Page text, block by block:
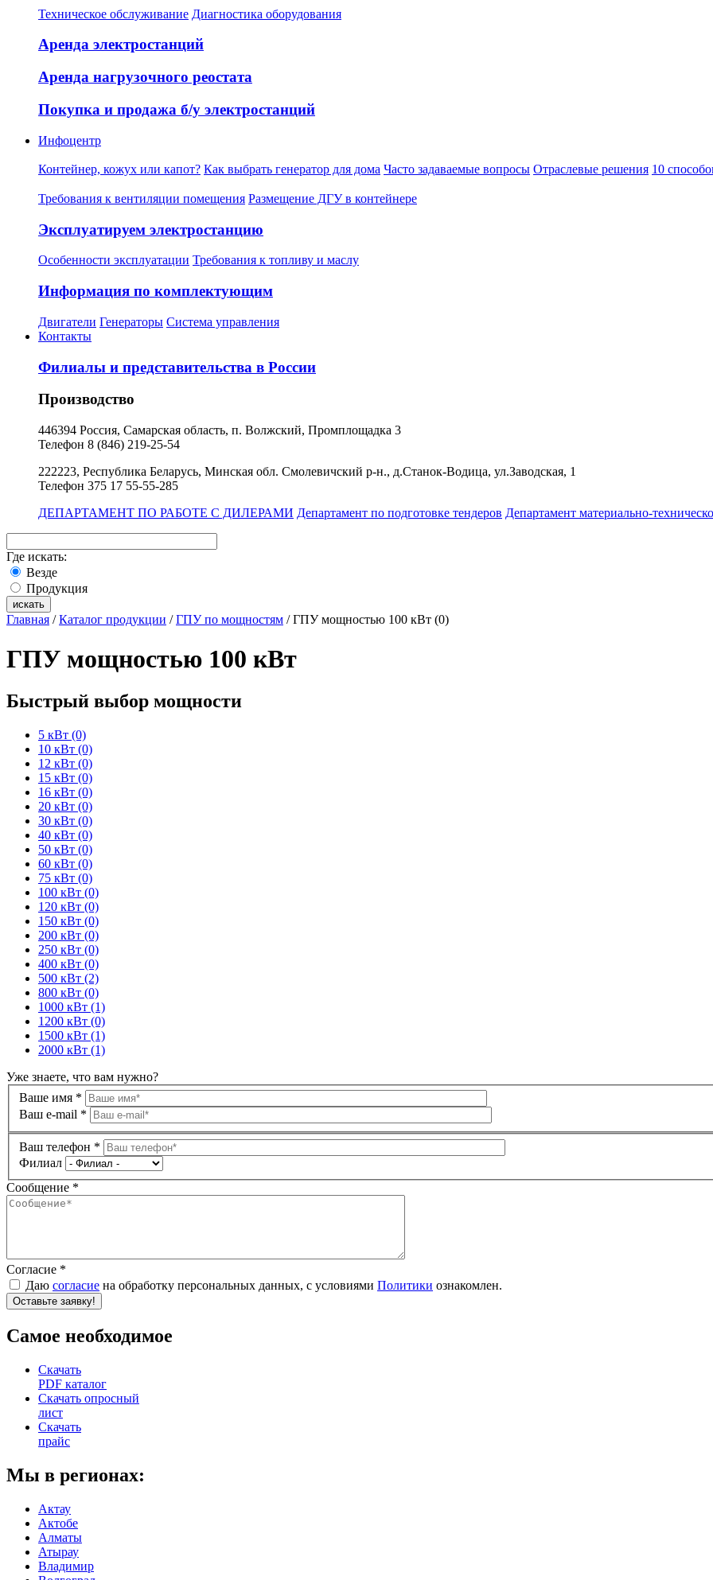
Техническое обслуживание Диагностика оборудования
Аренда электростанций
Аренда нагрузочного реостата
Покупка и продажа б/у электростанций
Инфоцентр
Контейнер, кожух или капот? Как выбрать генератор для дома Часто задаваемые вопросы Отраслевые решения 10
Требования к вентиляции помещения Размещение ДГУ в контейнере
Эксплуатируем электростанцию
Особенности эксплуатации Требования к топливу и маслу
Информация по комплектующим
Двигатели Генераторы Система управления
Контакты
Филиалы и представительства в России
Производство
446394 Россия, Самарская область, п. Волжский, Промплощадка 3
Телефон 8 (846) 219-25-54
222223, Республика Беларусь, Минская обл. Смолевичский р-н., д.Станок-Водица, ул.Заводская, 1
Телефон 375 17 55-55-285
ДЕПАРТАМЕНТ ПО РАБОТЕ С ДИЛЕРАМИ Департамент по подготовке тендеров Департамент материально-
Где искать:
Везде
Продукция
Главная /Каталог продукции /ГПУ по мощностям / ГПУ мощностью 100 кВт (0)
ГПУ мощностью 100 кВт
Быстрый выбор мощности
5 кВт (0)
10 кВт (0)
12 кВт (0)
15 кВт (0)
16 кВт (0)
20 кВт (0)
30 кВт (0)
40 кВт (0)
50 кВт (0)
60 кВт (0)
75 кВт (0)
100 кВт (0)
120 кВт (0)
150 кВт (0)
200 кВт (0)
250 кВт (0)
400 кВт (0)
500 кВт (2)
800 кВт (0)
1000 кВт (1)
1200 кВт (0)
1500 кВт (1)
2000 кВт (1)
Уже знаете, что вам нужно?
Ваше имя *
Ваш e-mail *
Ваш телефон *
Филиал
Сообщение *
Согласие *
Даю согласие на обработку персональных данных, c условиями Политики ознакомлен.
re
Самое необходимое
Скачать
PDF каталог
Скачать опросный
лист
Скачать
прайс
Мы в регионах:
Актау
Актобе
Алматы
Атырау
Владимир